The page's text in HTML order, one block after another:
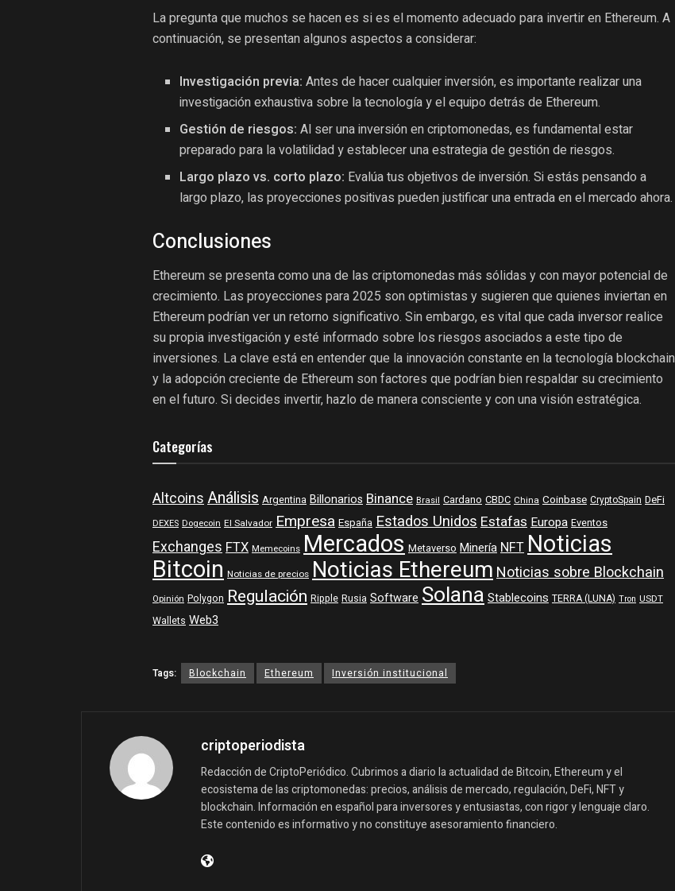
La pregunta que muchos se hacen es si es el momento adecuado para invertir en Ethereum. A
continuación, se presentan algunos aspectos a considerar:
Investigación previa: Antes de hacer cualquier inversión, es importante realizar una
investigación exhaustiva sobre la tecnología y el equipo detrás de Ethereum.
Gestión de riesgos: Al ser una inversión en criptomonedas, es fundamental estar
preparado para la volatilidad y establecer una estrategia de gestión de riesgos.
Largo plazo vs. corto plazo: Evalúa tus objetivos de inversión. Si estás pensando a
largo plazo, las proyecciones positivas pueden justificar una entrada en el mercado ahora.
Conclusiones
Ethereum se presenta como una de las criptomonedas más sólidas y con mayor potencial de
crecimiento. Las proyecciones para 2025 son optimistas y sugieren que quienes inviertan en
Ethereum podrían ver un retorno significativo. Sin embargo, es vital que cada inversor realice
su propia investigación y esté informado sobre los riesgos asociados a este tipo de
inversiones. La clave está en entender que la innovación constante en la tecnología blockchain
y la adopción creciente de Ethereum son factores que podrían bien respaldar su crecimiento
en el futuro. Si decides invertir, hazlo de manera consciente y con una visión estratégica.
Categorías
AltcoinsAnálisis Argentina Billonarios Binance Brasil Cardano CBDC China Coinbase CryptoSpain DeFi
DEXES Dogecoin El Salvador Empresa España Estados UnidosEstafasEuropa Eventos
ExchangesFTX Memecoins Mercados Metaverso MineríaNFTNoticias
Bitcoin Noticias de precios Noticias EthereumNoticias sobre Blockchain
Opinión Polygon Regulación Ripple Rusia Software SolanaStablecoins TERRA (LUNA) Tron USDT
Wallets Web3
Tags: Blockchain Ethereum Inversión institucional
criptoperiodista
Redacción de CriptoPeriódico. Cubrimos a diario la actualidad de Bitcoin, Ethereum y el
ecosistema de las criptomonedas: precios, análisis de mercado, regulación, DeFi, NFT y
blockchain. Información en español para inversores y entusiastas, con rigor y lenguaje claro.
Este contenido es informativo y no constituye asesoramiento financiero.